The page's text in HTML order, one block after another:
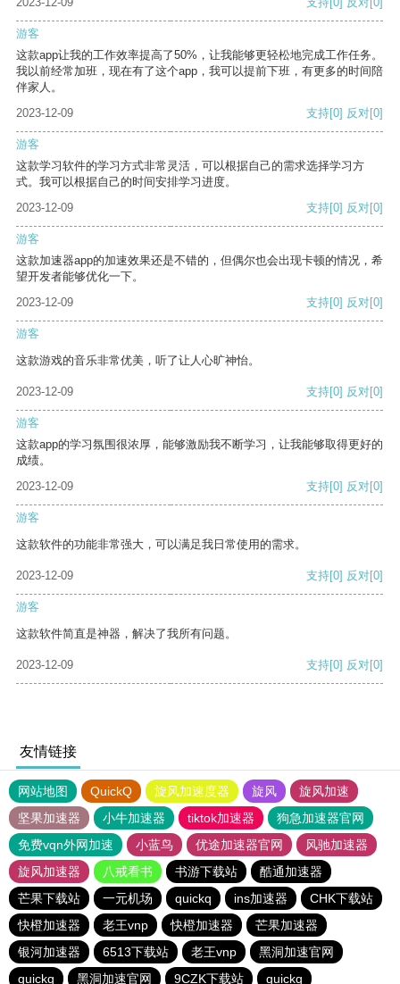
游客
这款app让我的工作效率提高了50%，让我能够更轻松地完成工作任务。
我以前经常加班，现在有了这个app，我可以提前下班，有更多的时间陪
伴家人。
2023-12-09
支持[0] 反对[0]
游客
这款学习软件的学习方式非常灵活，可以根据自己的需求选择学习方
式。我可以根据自己的时间安排学习进度。
2023-12-09
支持[0] 反对[0]
游客
这款加速器app的加速效果还是不错的，但偶尔也会出现卡顿的情况，希
望开发者能够优化一下。
2023-12-09
支持[0] 反对[0]
游客
这款游戏的音乐非常优美，听了让人心旷神怡。
2023-12-09 支持[0] 反对[0]
游客
这款app的学习氛围很浓厚，能够激励我不断学习，让我能够取得更好的
成绩。
2023-12-09
支持[0] 反对[0]
游客
这款软件的功能非常强大，可以满足我日常使用的需求。
2023-12-09 支持[0] 反对[0]
游客
这款软件简直是神器，解决了我所有问题。
2023-12-09 支持[0] 反对[0]
友情链接
网站地图 QuickQ 旋风加速度器 旋风
旋风加速
坚果加速器
小牛加速器 tiktok加速器
狗急加速器官网
免费vqn外网加速
小蓝鸟 优途加速器官网
风驰加速器
旋风加速器
八戒看书 书游下载站
酷通加速器
芒果下载站
一元机场 quickq ins加速器
CHK下载站
快橙加速器
老王vnp 快橙加速器
芒果加速器
银河加速器
6513下载站 老王vnp
黑洞加速官网
quickq
黑洞加速官网 9CZK下载站 quickq